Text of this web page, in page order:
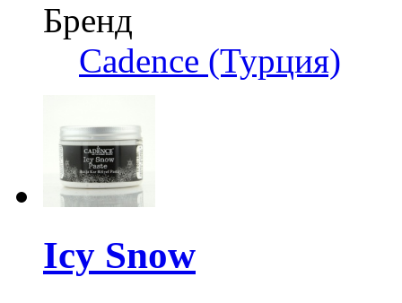
Бренд
Cadence (Турция)
Icy Snow